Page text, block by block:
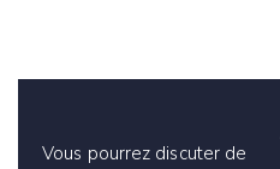
Vous pourrez discuter de